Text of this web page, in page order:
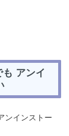
アンイ
ンインストー